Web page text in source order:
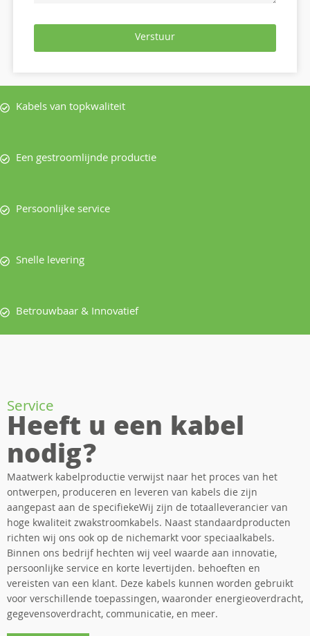
Verstuur
Kabels van topkwaliteit
Een gestroomlijnde productie
Persoonlijke service
Snelle levering
Betrouwbaar & Innovatief
Service
Heeft u een kabel
nodig?
Maatwerk kabelproductie verwijst naar het proces van het
ontwerpen, produceren en leveren van kabels die zijn
aangepast aan de specifiekeWij zijn de totaalleverancier van
hoge kwaliteit zwakstroomkabels. Naast standaardproducten
richten wij ons ook op de nichemarkt voor speciaalkabels.
Binnen ons bedrijf hechten wij veel waarde aan innovatie,
persoonlijke service en korte levertijden. behoeften en
vereisten van een klant. Deze kabels kunnen worden gebruikt
voor verschillende toepassingen, waaronder energieoverdracht,
gegevensoverdracht, communicatie, en meer.